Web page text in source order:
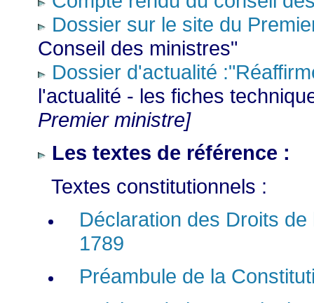
Dossier sur le site du
Conseil des ministres"
Dossier d'actualité :"
l'actualité - les fiches
Premier ministre]
Les textes de référence :
Textes constitutionnels :
Déclaration des Droits
1789
Préambule de la